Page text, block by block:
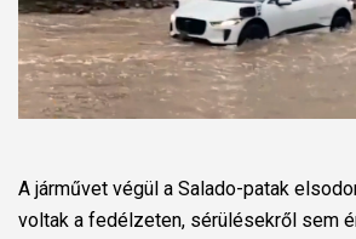
A járművet végül a Salado-patak
voltak a fedélzeten, sérülésekről sem